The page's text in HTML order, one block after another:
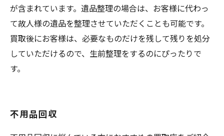
が含まれています。遺品整理の場合は、お客様に代わっ
て故人様の遺品を整理させていただくことも可能です。
買取後にお客様は、必要なものだけを残して残りを処分
していただけるので、生前整理をするのにぴったりで
す。
不用品回収